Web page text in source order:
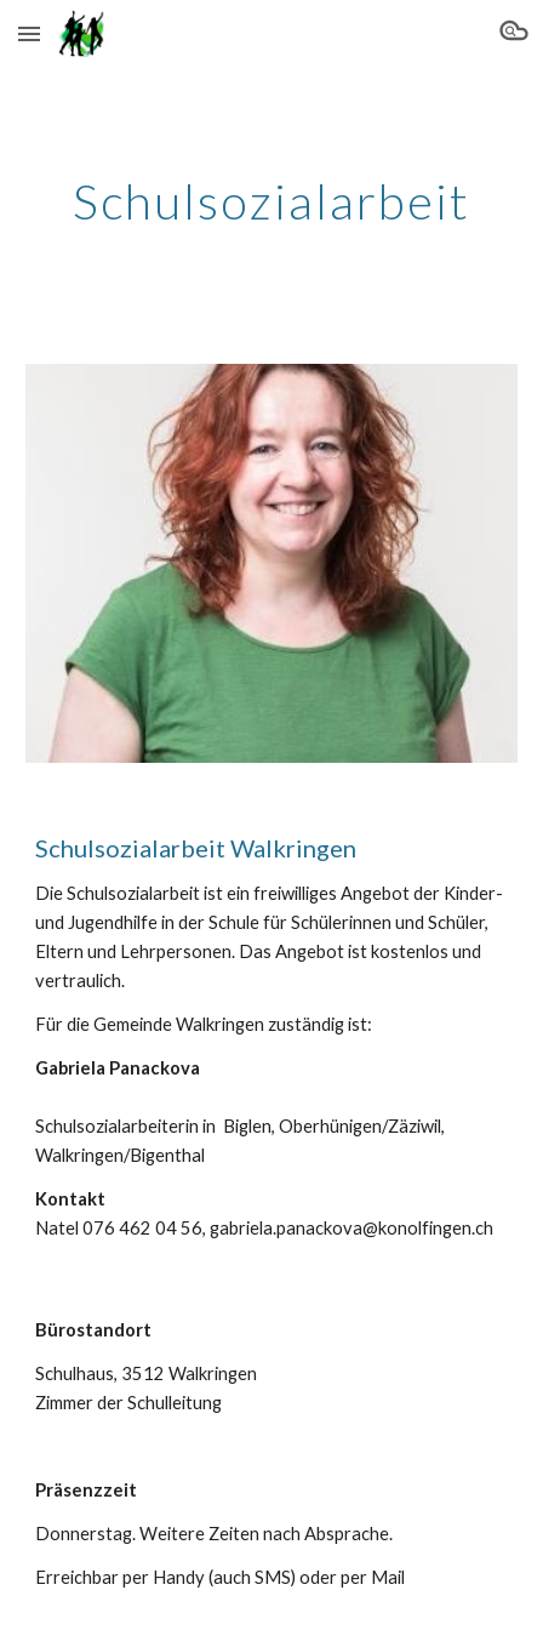
Skip to main content Skip to navigation
Schulsozialarbeit
Schulsozialarbeit Walkringen
Die Schulsozialarbeit ist ein freiwilliges Angebotder Kinder-
und Jugendhilfe in der Schule für Schülerinnen und Schüler,
Eltern und Lehrpersonen. Das Angebot ist kostenlos und
vertraulich.
Für die Gemeinde Walkringen zuständig ist:
Gabriela Panackova
Schulsozialarbeiterinin Biglen, Oberhünigen/Zäziwil,
Walkringen/Bigenthal
Kontakt
Natel076 462 04 56, gabriela.panackova@konolfingen.ch
Bürostandort
Schulhaus, 3512 Walkringen
Zimmer der Schulleitung
Präsenzzeit
Donnerstag.Weitere Zeiten nach Absprache.
Erreichbar per Handy (auch SMS) oder per Mail